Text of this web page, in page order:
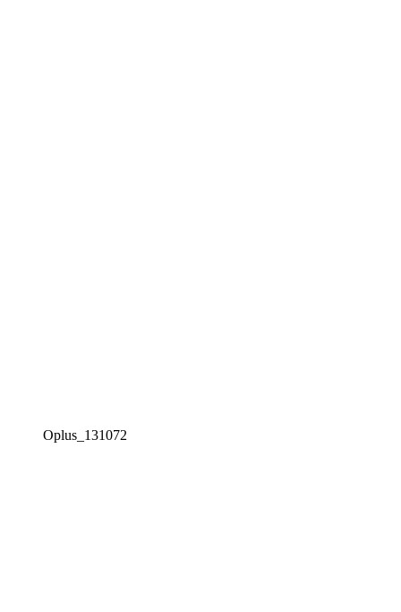
Oplus_131072